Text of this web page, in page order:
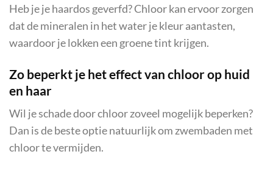
Heb je je haardos geverfd? Chloor kan ervoor zorgen
dat de mineralen in het water je kleur aantasten,
waardoor je lokken een groene tint krijgen.
Zo beperkt je het effect van chloor op huid
en haar
Wil je schade door chloor zoveel mogelijk beperken?
Dan is de beste optie natuurlijk om zwembaden met
chloor te vermijden.